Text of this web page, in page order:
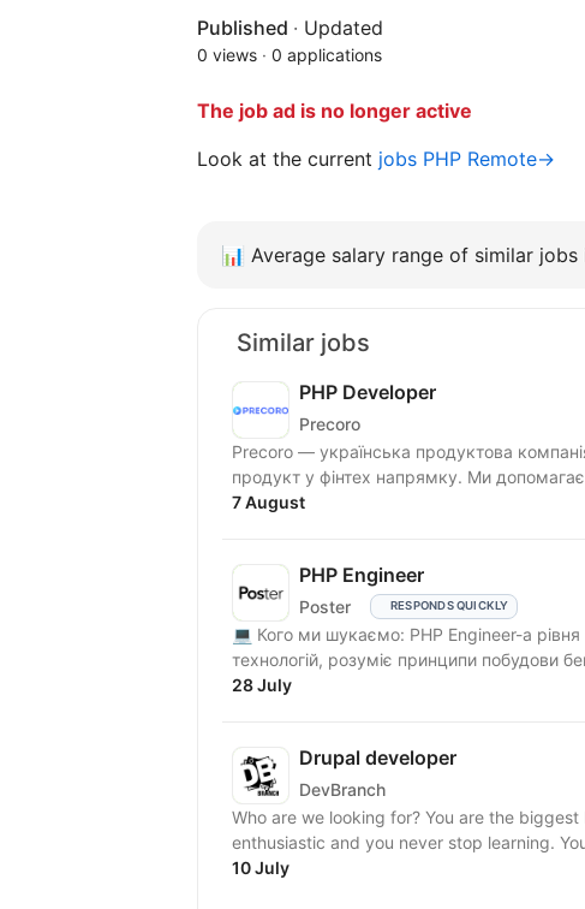
Published · Updated
0 views · 0 applications
The job ad is no longer active
Look at the current jobs PHP Remote→
📊 Average salary range of similar jobs
Similar jobs
PHP Developer
Precoro
Precoro — українська продуктова
продукт у фінтех напрямку. Ми
7 August
PHP Engineer
Poster RESPONDS QUICKLY
💻 Кого ми шукаємо: PHP Engineer-а
технологій, розуміє принципи побудови
28 July
Drupal developer
DevBranch
Who are we looking for? You are the
enthusiastic and you never stop learning.
10 July